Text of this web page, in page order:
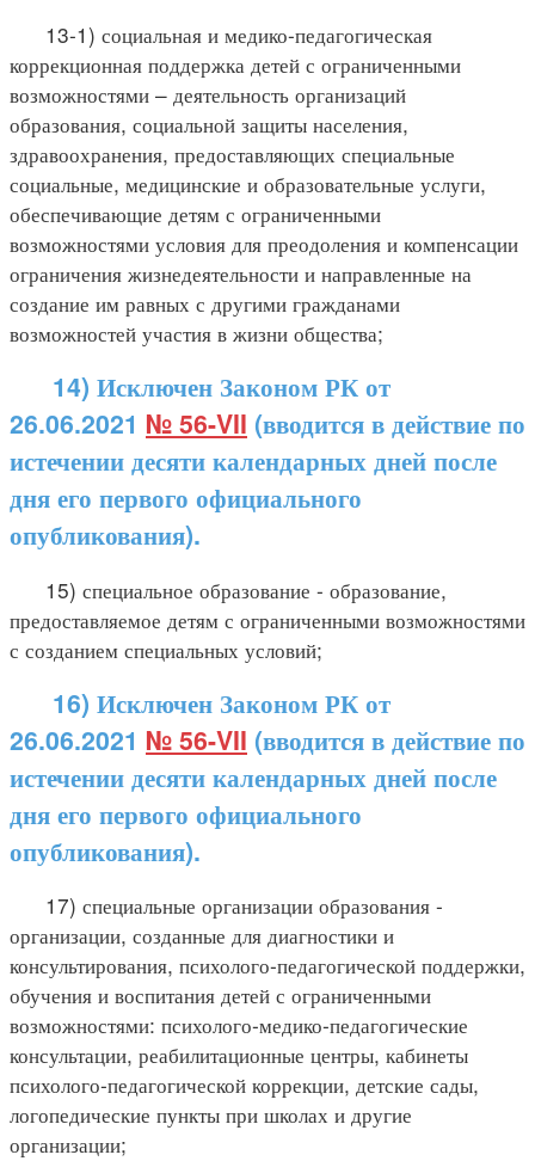
13-1) социальная и медико-педагогическая
коррекционная поддержка детей с ограниченными
возможностями – деятельность организаций
образования, социальной защиты населения,
здравоохранения, предоставляющих специальные
социальные, медицинские и образовательные услуги,
обеспечивающие детям с ограниченными
возможностями условия для преодоления и компенсации
ограничения жизнедеятельности и направленные на
создание им равных с другими гражданами
возможностей участия в жизни общества;
14) Исключен Законом РК от
26.06.2021 № 56-VII (вводится в действие по
истечении десяти календарных дней после
дня его первого официального
опубликования).
15) специальное образование - образование,
предоставляемое детям с ограниченными возможностями
с созданием специальных условий;
16) Исключен Законом РК от
26.06.2021 № 56-VII (вводится в действие по
истечении десяти календарных дней после
дня его первого официального
опубликования).
17) специальные организации образования -
организации, созданные для диагностики и
консультирования, психолого-педагогической поддержки,
обучения и воспитания детей с ограниченными
возможностями: психолого-медико-педагогические
консультации, реабилитационные центры, кабинеты
психолого-педагогической коррекции, детские сады,
логопедические пункты при школах и другие
организации;